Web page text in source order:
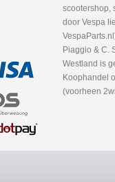
scootershop,
door Vespa
Piaggio & C.
Westland is
Koophandel
(voorheen